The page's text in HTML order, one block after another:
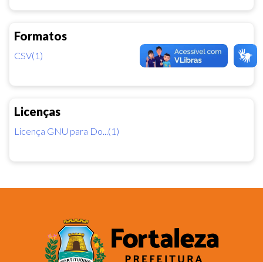
Formatos
CSV(1)
Licenças
Licença GNU para Do...(1)